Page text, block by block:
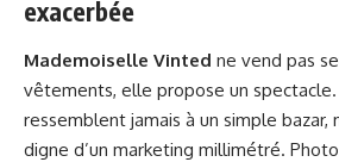
exacerbée
Mademoiselle Vinted ne vend pas
vêtements, elle propose un spectacle.
ressemblent jamais à un simple bazar,
digne d’un marketing millimétré.